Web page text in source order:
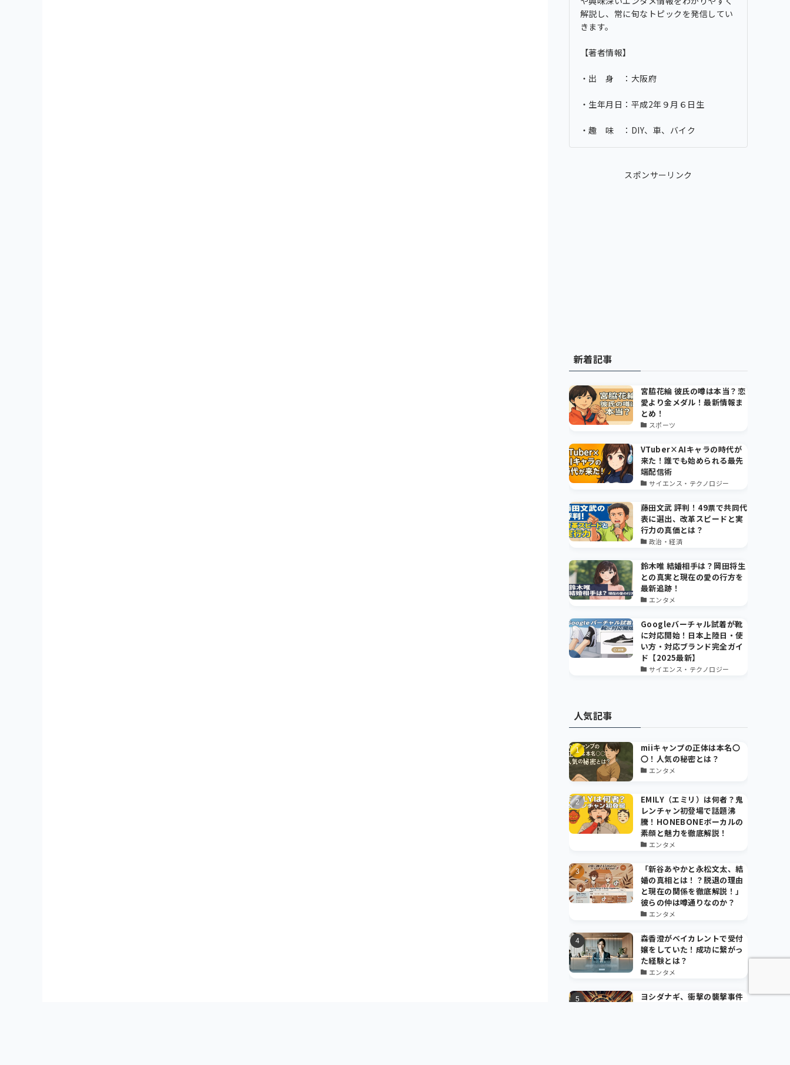
解説し、常に旬なトピックを発信してい
きます。
【著者情報】
・出 身 ：大阪府
・生年月日：平成2年９月６日生
・趣 味 ：DIY、車、バイク
スポンサーリンク
新着記事
宮脇花綸 彼氏の噂は本当？恋
愛より金メダル！最新情報ま
とめ！
スポーツ
VTuber×AIキャラの時代が
来た！誰でも始められる最先
端配信術
サイエンス・テクノロジー
藤田文武 評判！49票で共同代
表に選出、改革スピードと実
行力の真価とは？
政治・経済
鈴木唯 結婚相手は？岡田将生
との真実と現在の愛の行方を
最新追跡！
エンタメ
Googleバーチャル試着が靴
に対応開始！日本上陸日・使
い方・対応ブランド完全ガイ
ド【2025最新】
サイエンス・テクノロジー
人気記事
miiキャンプの正体は本名〇
〇！人気の秘密とは？
エンタメ
EMILY（エミリ）は何者？鬼
レンチャン初登場で話題沸
騰！HONEBONEボーカルの
素顔と魅力を徹底解説！
エンタメ
「新谷あやかと永松文太、結
婚の真相とは！？脱退の理由
と現在の関係を徹底解説！」
彼らの仲は噂通りなのか？
エンタメ
森香澄がベイカレントで受付
嬢をしていた！成功に繋がっ
た経験とは？
エンタメ
ヨシダナギ、衝撃の襲撃事件